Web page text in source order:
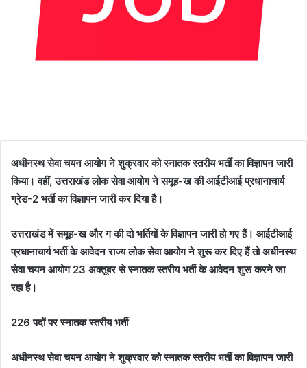
अधीनस्थ सेवा चयन आयोग ने शुक्रवार को स्नातक स्तरीय भर्ती का विज्ञापन जारी
किया। वहीं, उत्तराखंड लोक सेवा आयोग ने समूह-ख की आईटीआई प्रधानाचार्य
ग्रेड-2 भर्ती का विज्ञापन जारी कर दिया है।
उत्तराखंड में समूह-ख और ग की दो भर्तियों के विज्ञापन जारी हो गए हैं। आईटीआई
प्रधानाचार्य भर्ती के आवेदन राज्य लोक सेवा आयोग ने शुरू कर दिए हैं तो अधीनस्थ
सेवा चयन आयोग 23 अक्तूबर से स्नातक स्तरीय भर्ती के आवेदन शुरू करने जा
रहा है।
226 पदों पर स्नातक स्तरीय भर्ती
अधीनस्थ सेवा चयन आयोग ने शुक्रवार को स्नातक स्तरीय भर्ती का विज्ञापन जारी